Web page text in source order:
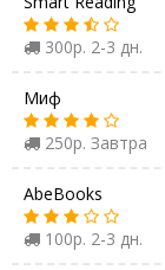
300р. 2-3 дн.
Миф
250р. Завтра
AbeBooks
100р. 2-3 дн.